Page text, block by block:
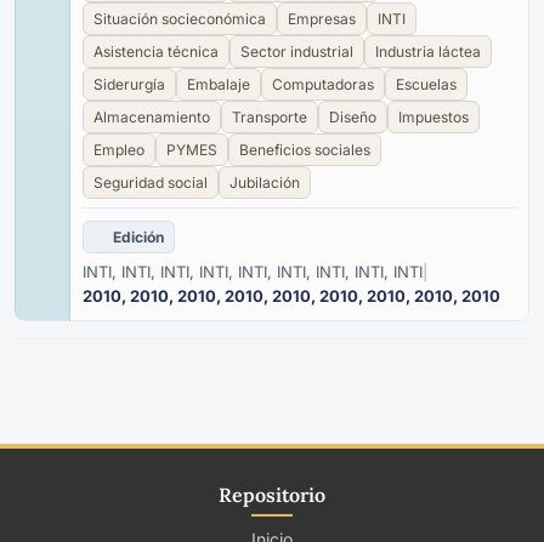
Situación socieconómica
Empresas
INTI
Asistencia técnica
Sector industrial
Industria láctea
Siderurgía
Embalaje Computadoras
Escuelas
Almacenamiento
Transporte Diseño
Impuestos
Empleo
PYMES
Beneficios sociales
Seguridad social
Jubilación
Edición
INTI, INTI, INTI, INTI, INTI, INTI, INTI, INTI, INTI
2010, 2010, 2010, 2010, 2010, 2010, 2010, 2010, 2010
Repositorio